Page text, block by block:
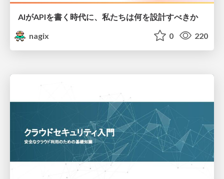
AIがAPIを書く時代に、私たちは何を設計すべきか
nagix
0 220